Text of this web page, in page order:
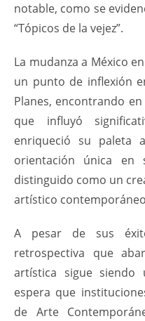
notable, como se
“Tópicos de la vejez”.
La mudanza a México
un punto de inflexión
Planes, encontrando
que influyó
enriqueció su paleta
orientación única
distinguido como un
artístico
A pesar de sus
retrospectiva que
artística sigue siendo
espera que
de Arte